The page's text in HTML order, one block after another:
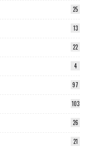
25
13
22
4
97
103
26
21